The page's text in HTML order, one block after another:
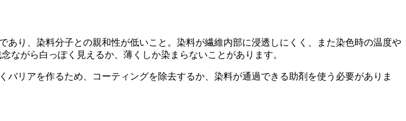
り、染料分子との親和性が低いこと。染料が繊維内部に浸透しにくく、また染色時の温度や
ながら白っぽく見えるか、薄くしか染まらないことがあります。
リアを作るため、コーティングを除去するか、染料が通過できる助剤を使う必要がありま